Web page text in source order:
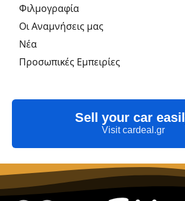
Φιλμογραφία
Οι Αναμνήσεις μας
Νέα
Προσωπικές Εμπειρίες
Sell your car
Visit cardeal.gr